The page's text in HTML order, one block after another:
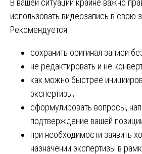
В вашей ситуации крайне важно
использовать видеозапись в свою
Рекомендуется:
сохранить оригинал записи
не редактировать и не
как можно быстрее
экспертизы;
сформулировать вопросы,
подтверждение вашей
при необходимости заявить
назначении экспертизы в